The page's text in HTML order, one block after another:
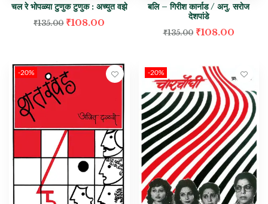
चल रे भोपळ्या टुणुक टुणुक : अच्युत वझे
₹135.00 ₹108.00
बलि – गिरीश कार्नाड / अनु. सरोज
देशपांडे
₹135.00 ₹108.00
-20% -20%